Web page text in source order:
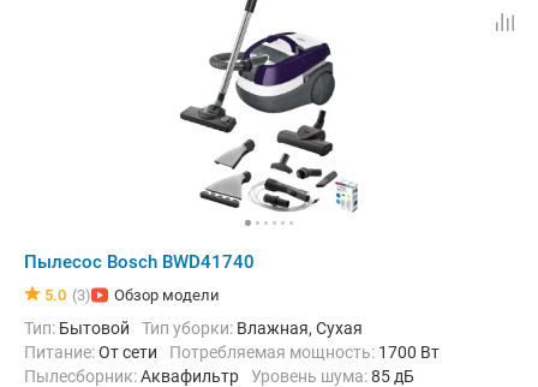
Пылесос Bosch BWD41740
5.0 (3) Обзор модели
Тип: Бытовой Тип уборки: Влажная, Сухая
питание:От сети Потребляемая мощность: 1700 Вт
пылесборник:Аквафильтр уровень шума:85 дБ